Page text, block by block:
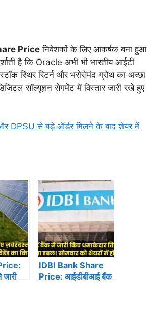
Priceनिवेशकों के लिए आकर्षक बना हुआ
है कि Oracle अभी भी भारतीय आईटी
स्थिर रिटर्न और भरोसेमंद ग्रोथ का अच्छा
सॉल्यूशन सेगमेंट में विस्तार जारी रखे हुए
से बड़े ऑर्डर मिलने के बाद शेयर में
जारी
IDBI Bank Share
Price: आईडीबीआई बैंक